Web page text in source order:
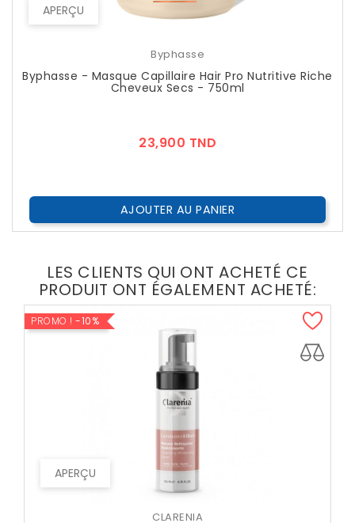
APERÇU
Byphasse
Byphasse - Masque Capillaire Hair Pro Nutritive Riche
Cheveux Secs - 750ml
23,900 TND
AJOUTER AU PANIER
LES CLIENTS QUI ONT ACHETÉ CE
PRODUIT ONT ÉGALEMENT ACHETÉ:
APERÇU
PROMO ! -10%
CLARENIA